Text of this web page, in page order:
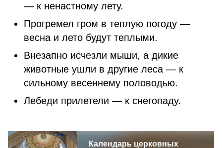
— к ненастному лету.
Прогремел гром в теплую погоду —
весна и лето будут теплыми.
Внезапно исчезли мыши, а дикие
животные ушли в другие леса — к
сильному весеннему половодью.
Лебеди прилетели — к снегопаду.
Календарь церковных